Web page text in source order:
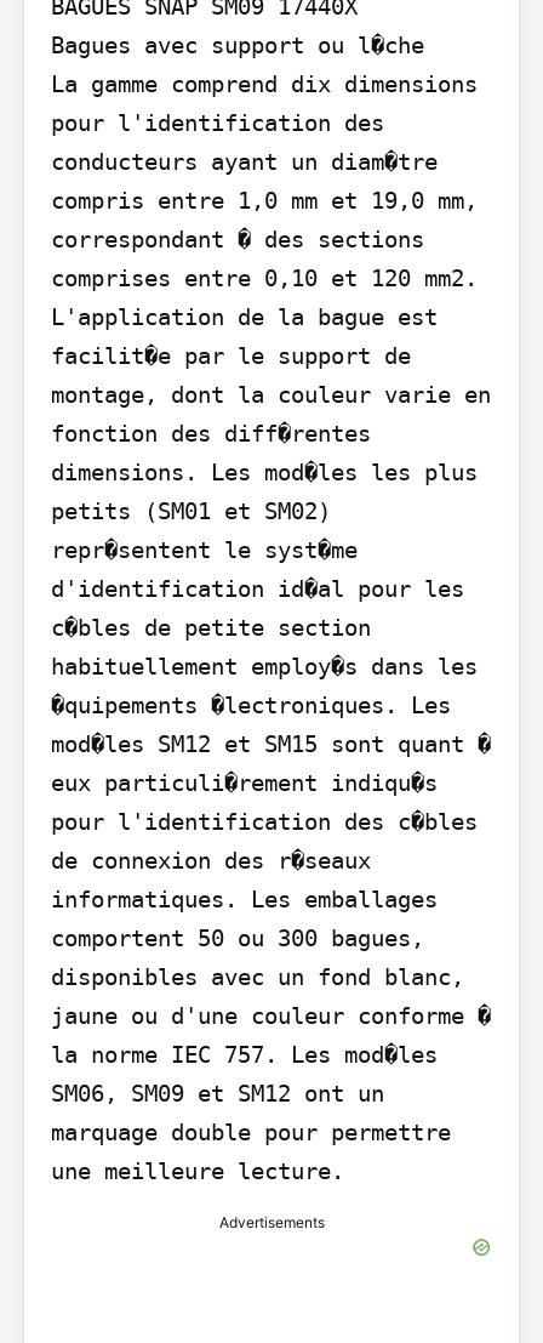
BAGUES SNAP SM09 17440X
Bagues avec support ou l�che
La gamme comprend dix dimensions
pour l'identification des
conducteurs ayant un diam�tre
compris entre 1,0 mm et 19,0 mm,
correspondant � des sections
comprises entre 0,10 et 120 mm2.
L'application de la bague est
facilit�e par le support de
montage, dont la couleur varie en
fonction des diff�rentes
dimensions. Les mod�les les plus
petits (SM01 et SM02)
repr�sentent le syst�me
d'identification id�al pour les
c�bles de petite section
habituellement employ�s dans les
�quipements �lectroniques. Les
mod�les SM12 et SM15 sont quant �
eux particuli�rement indiqu�s
pour l'identification des c�bles
de connexion des r�seaux
informatiques. Les emballages
comportent 50 ou 300 bagues,
disponibles avec un fond blanc,
jaune ou d'une couleur conforme �
la norme IEC 757. Les mod�les
SM06, SM09 et SM12 ont un
marquage double pour permettre
une meilleure lecture.
Advertisements